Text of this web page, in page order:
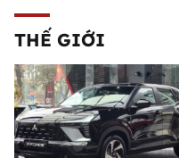
THẾ GIỚI